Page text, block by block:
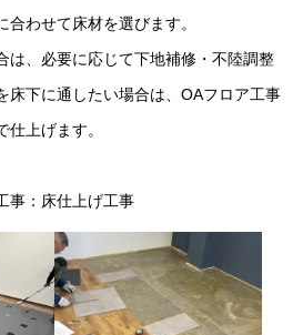
わせて床材を選びます。
は、必要に応じて下地補修・不陸調整
床下に通したい場合は、OAフロア工事
上げます。
事：床仕上げ工事